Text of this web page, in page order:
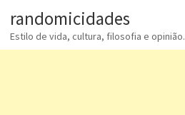
randomicidades
Estilo de vida, cultura, filosofia e opinião.